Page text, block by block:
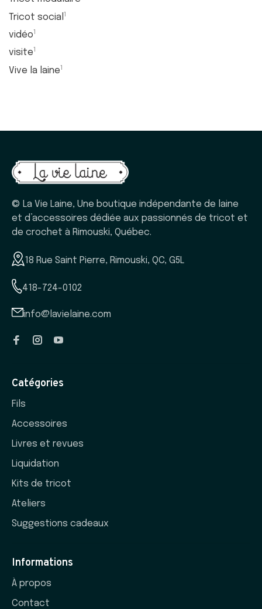
Tricot social 1
vidéo1
visite1
Vive la laine1
© La Vie Laine, Une boutique indépendante de laine
et d’accessoires dédiée aux passionnés de tricot et
de crochet à Rimouski, Québec.
18 Rue Saint Pierre, Rimouski, QC, G5L
418-724-0102
info@lavielaine.com
Catégories
Fils
Accessoires
Livres et revues
Liquidation
Kits de tricot
Ateliers
Suggestions cadeaux
Informations
À propos
Contact